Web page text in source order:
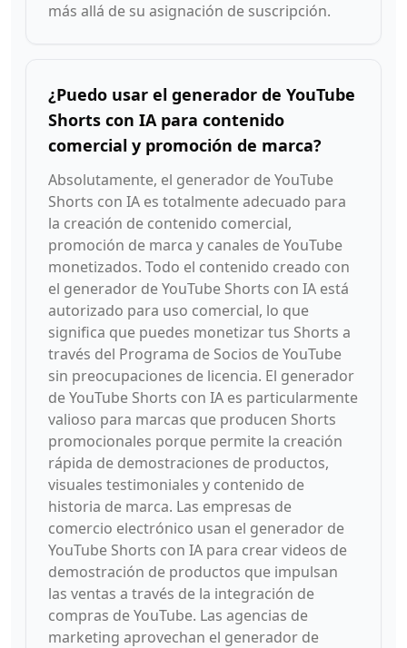
más allá de su asignación de suscripción.
¿Puedo usar el generador de YouTube
Shorts con IA para contenido
comercial y promoción de marca?
Absolutamente, el generador de YouTube
Shorts con IA es totalmente adecuado para
la creación de contenido comercial,
promoción de marca y canales de YouTube
monetizados. Todo el contenido creado con
el generador de YouTube Shorts con IA está
autorizado para uso comercial, lo que
significa que puedes monetizar tus Shorts a
través del Programa de Socios de YouTube
sin preocupaciones de licencia. El generador
de YouTube Shorts con IA es particularmente
valioso para marcas que producen Shorts
promocionales porque permite la creación
rápida de demostraciones de productos,
visuales testimoniales y contenido de
historia de marca. Las empresas de
comercio electrónico usan el generador de
YouTube Shorts con IA para crear videos de
demostración de productos que impulsan
las ventas a través de la integración de
compras de YouTube. Las agencias de
marketing aprovechan el generador de